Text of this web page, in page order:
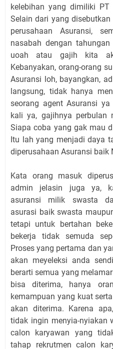
kelebihan yang dimiliki PT
Selain dari yang
perusahaan Asuransi,
nasabah dengan
uoah atau gajih kita
Kebanyakan, orang-orang
Asuransi loh, bayangkan,
langsung, tidak hanya
seorang agent Asuransi
kali ya, gajihnya perbulan
Siapa coba yang gak mau
Itu lah yang menjadi daya
diperusahaan Asuransi baik
Kata orang masuk
admin jelasin juga ya,
asuransi milik swasta
asurasi baik swasta
tetapi untuk bertahan
bekerja tidak semuda
Proses yang pertama dan
akan meyeleksi anda
berarti semua yang
bisa diterima, hanya
kemampuan yang kuat
akan diterima. Karena
tidak ingin menyia-nyiakan
calon karyawan yang
tahap rekrutmen calon